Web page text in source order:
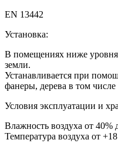
EN 13442
Установка:
В помещениях ниже
земли.
Устанавливается при
фанеры, дерева в том
Условия эксплуатации и
Влажность воздуха от 40%
Температура воздуха от